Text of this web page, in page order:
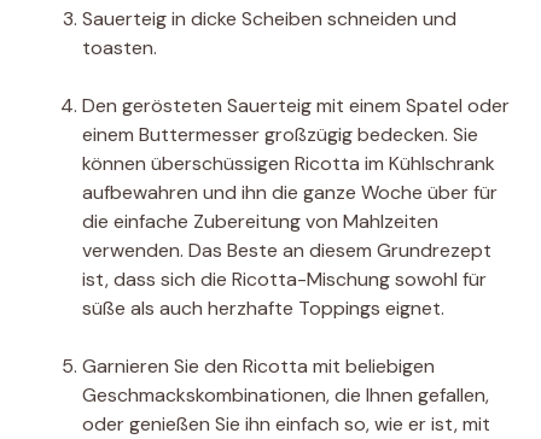
Sauerteig in dicke Scheiben schneiden und
toasten.
Den gerösteten Sauerteig mit einem Spatel oder
einem Buttermesser großzügig bedecken. Sie
können überschüssigen Ricotta im Kühlschrank
aufbewahren und ihn die ganze Woche über für
die einfache Zubereitung von Mahlzeiten
verwenden. Das Beste an diesem Grundrezept
ist, dass sich die Ricotta-Mischung sowohl für
süße als auch herzhafte Toppings eignet.
Garnieren Sie den Ricotta mit beliebigen
Geschmackskombinationen, die Ihnen gefallen,
oder genießen Sie ihn einfach so, wie er ist, mit